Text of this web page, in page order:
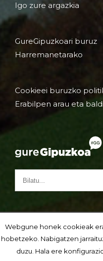
Igo zure argazkia
GureGipuzkoari buruz
Harremanetarako
Cookieei buruzko
Erabilpen arau eta
Webgune honek cookieak
hobetzeko. Nabigatzen
duzu. Hala ere